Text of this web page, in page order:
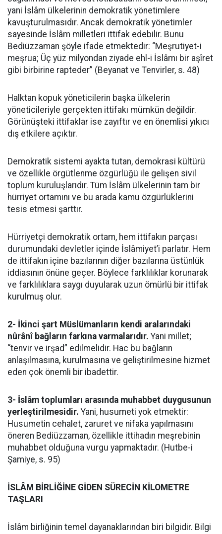
yani İslâm ülkelerinin demokratik yönetimlere
kavuşturulmasıdır. Ancak demokratik yönetimler
sayesinde İslâm milletleri ittifak edebilir. Bunu
Bediüzzaman şöyle ifade etmektedir: “Meşrutiyet-i
meşrua; Üç yüz milyondan ziyade ehl-i İslâmı bir aşîret
gibi birbirine rapteder” (Beyanat ve Tenvirler, s. 48)
Halktan kopuk yöneticilerin başka ülkelerin
yöneticileriyle gerçekten ittifakı mümkün değildir.
Görünüşteki ittifaklar ise zayıftır ve en önemlisi yıkıcı
dış etkilere açıktır.
Demokratik sistemi ayakta tutan, demokrasi kültürü
ve özellikle örgütlenme özgürlüğü ile gelişen sivil
toplum kuruluşlarıdır. Tüm İslâm ülkelerinin tam bir
hürriyet ortamını ve bu arada kamu özgürlüklerini
tesis etmesi şarttır.
Hürriyetçi demokratik ortam, hem ittifakın parçası
durumundaki devletler içinde İslâmiyet’i parlatır. Hem
de ittifakın içine bazılarının diğer bazılarına üstünlük
iddiasının önüne geçer. Böylece farklılıklar korunarak
ve farklılıklara saygı duyularak uzun ömürlü bir ittifak
kurulmuş olur.
2- İkinci şart Müslümanların kendi aralarındaki
nûrânî bağların farkına varmalarıdır. Yani millet;
“tenvir ve irşad” edilmelidir. Hac bu bağların
anlaşılmasına, kurulmasına ve geliştirilmesine hizmet
eden çok önemli bir ibadettir.
3- İslâm toplumları arasında muhabbet duygusunun
yerleştirilmesidir. Yani, husumeti yok etmektir:
Husumetin cehalet, zaruret ve nifaka yapılmasını
öneren Bediüzzaman, özellikle ittihadın meşrebinin
muhabbet olduğuna vurgu yapmaktadır. (Hutbe-i
Şamiye, s. 95)
İSLÂM BİRLİĞİNE GİDEN SÜRECİN KİLOMETRE
TAŞLARI
İslâm birliğinin temel dayanaklarından biri bilgidir. Bilgi